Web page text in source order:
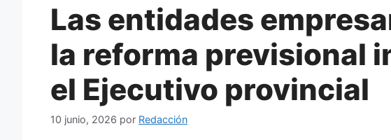
Las entidades
la reforma previsional
el Ejecutivo provincial
10 junio, 2026 por Redacción